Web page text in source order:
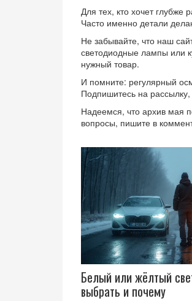
Для тех, кто хочет глубже
Часто именно детали
Не забывайте, что наш
светодиодные лампы или
нужный товар.
И помните: регулярный
Подпишитесь на
Надеемся, что архив мая
вопросы, пишите в
Белый или жёлтый
выбрать и почему